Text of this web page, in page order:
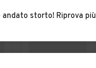
andato storto! Riprova più